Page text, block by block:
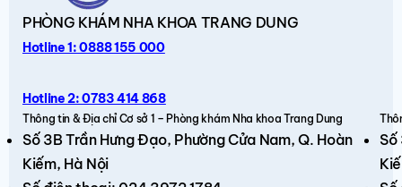
PHÒNG KHÁM NHA KHOA TRANG DUNG
Hotline 1: 0888 155 000
Hotline 2: 0783 414 868
Thông tin & Địa chỉ Cơ sở 1 – Phòng khám Nha khoa Trang Dung
Số 3B Trần Hưng Đạo, Phường Cửa Nam, Q. Hoàn
Kiếm, Hà Nội
Số